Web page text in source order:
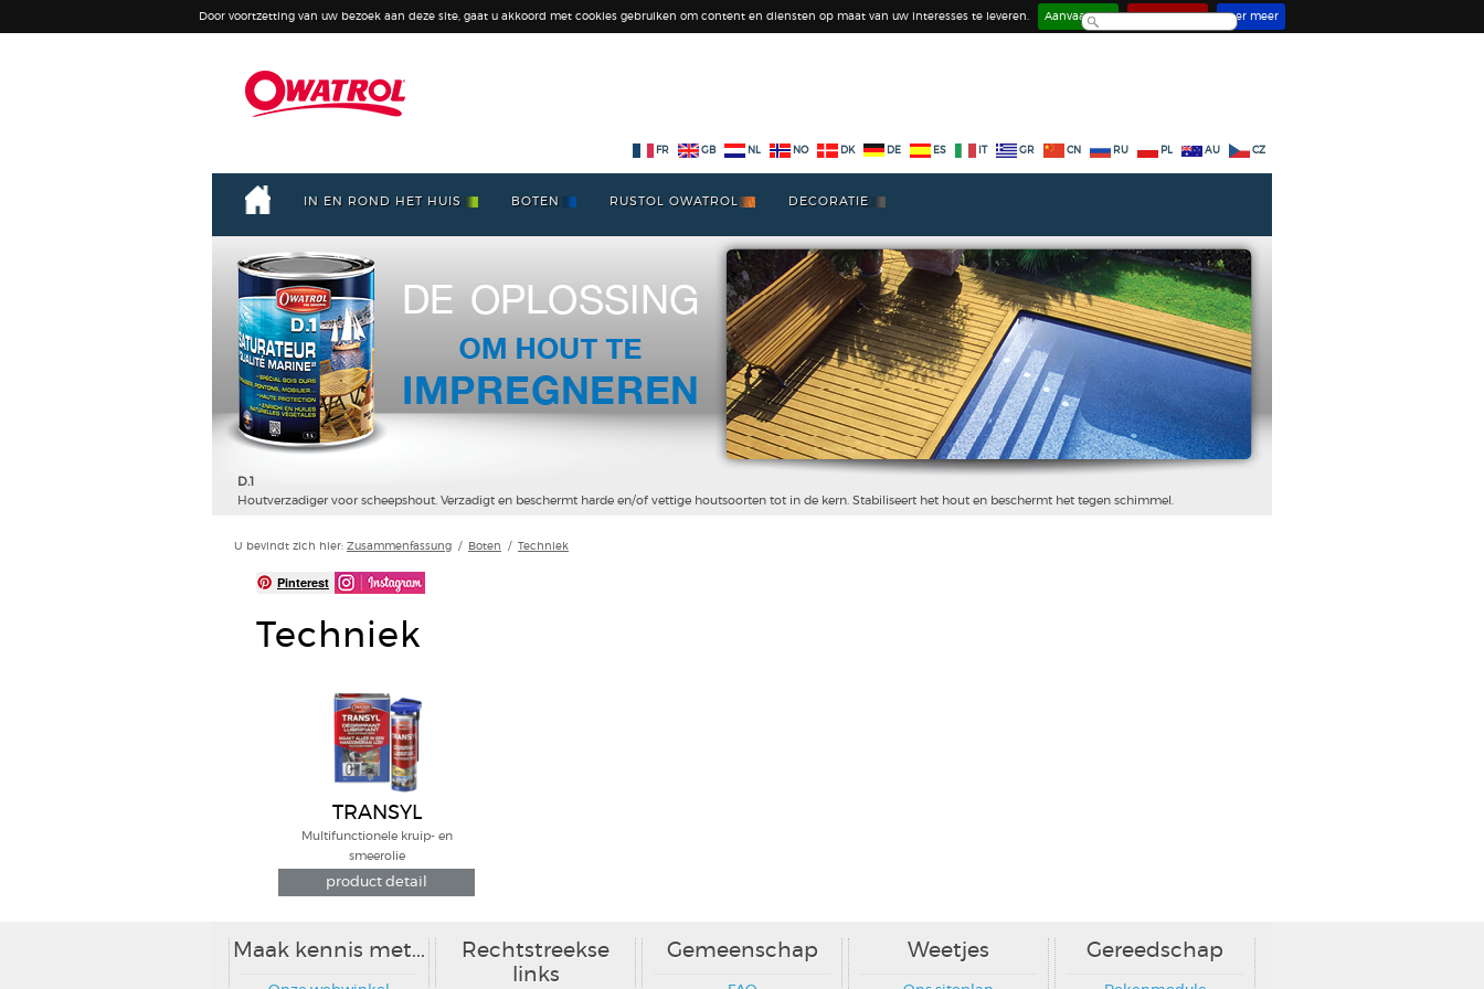
Door voortzetting van uw bezoek aan deze site, gaat u akkoord met cookies gebruiken om content en diensten op maat van uw interesses te leveren. Aanvaarden Deactiveren Leer meer
FR GB NL NO DK DE ES GR CN RU PL AU CZ
IN EN ROND HET HUIS BOTEN RUSTOL OWATROL DECORATIE
D.1
Houtverzadiger voor scheepshout. Verzadigt en beschermt harde en/of vettige houtsoorten tot in de kern. Stabiliseert het hout en beschermt het tegen schimmel.
U bevindt zich hier: Zusammenfassung / Boten / Techniek
Pinterest
Techniek
TRANSYL
Multifunctionele kruip- en
smeerolie
product detail
Maak kennis met...
Rechtstreekse
links
Gemeenschap Weetjes Gereedschap